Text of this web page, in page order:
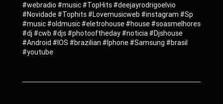
#webradio #music #TopHits #deejayrodrigoelvio
#Novidade #Tophits #Lovemusicweb #instagram #Sp
#music #oldmusic #eletrohouse #house #soasmelhores
#dj #cwb #djs #photooftheday #noticia #Djshouse
#Android #IOS #brazilian #Iphone #Samsung #brasil
#youtube